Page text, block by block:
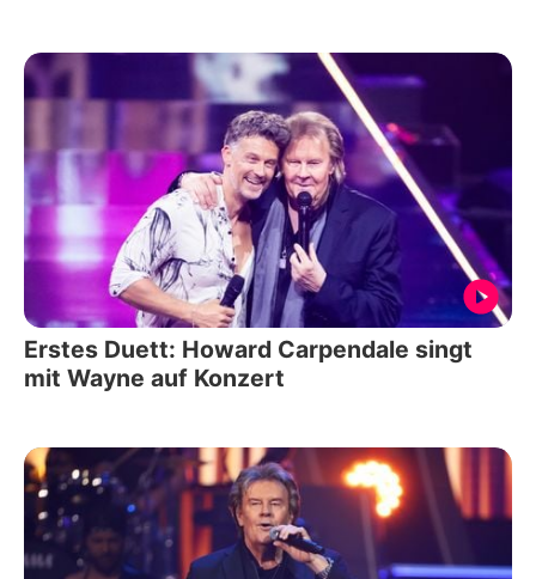
Erstes Duett: Howard Carpendale singt
mit Wayne auf Konzert